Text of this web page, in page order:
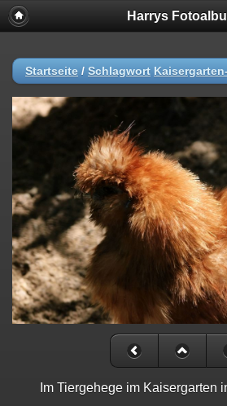
Harrys
Startseite / Schlagwort
Im Tiergehege im Kaisergarten